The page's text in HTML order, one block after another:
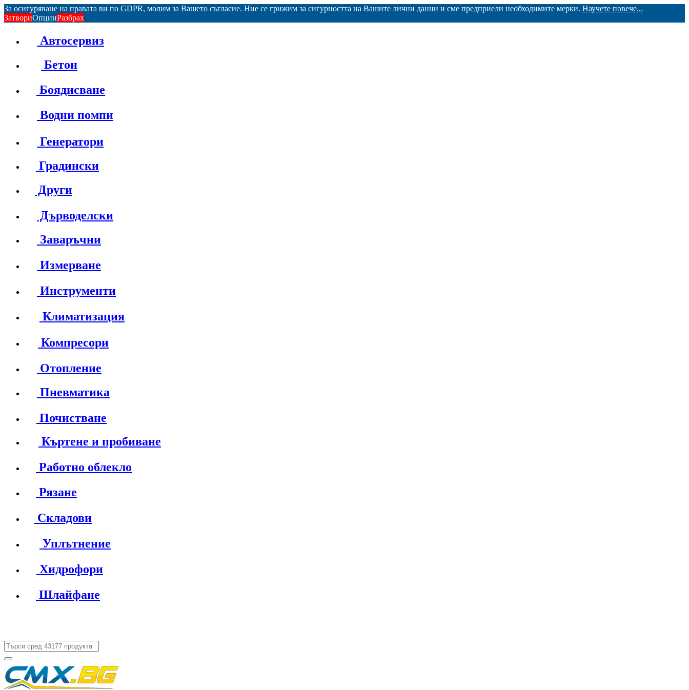
За осигуряване на правата ви по GDPR, молим за Вашето съгласие. Ние се грижим за сигурността на Вашите лични данни и сме предприели необходимите мерки. Научете повече...
ЗатвориОпцииРазбрах
Автосервиз
Бетон
Боядисване
Водни помпи
Генератори
Градински
Други
Дърводелски
Заваръчни
Измерване
Инструменти
Климатизация
Компресори
Отопление
Пневматика
Почистване
Къртене и пробиване
Работно облекло
Рязане
Складови
Уплътнение
Хидрофори
Шлайфане